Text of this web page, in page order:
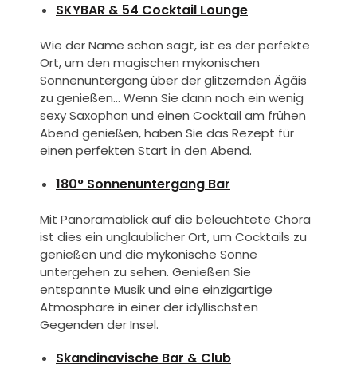
SKYBAR & 54 Cocktail Lounge
Wie der Name schon sagt, ist es der perfekte
Ort, um den magischen mykonischen
Sonnenuntergang über der glitzernden Ägäis
zu genießen… Wenn Sie dann noch ein wenig
sexy Saxophon und einen Cocktail am frühen
Abend genießen, haben Sie das Rezept für
einen perfekten Start in den Abend.
180° Sonnenuntergang Bar
Mit Panoramablick auf die beleuchtete Chora
ist dies ein unglaublicher Ort, um Cocktails zu
genießen und die mykonische Sonne
untergehen zu sehen. Genießen Sie
entspannte Musik und eine einzigartige
Atmosphäre in einer der idyllischsten
Gegenden der Insel.
Skandinavische Bar & Club